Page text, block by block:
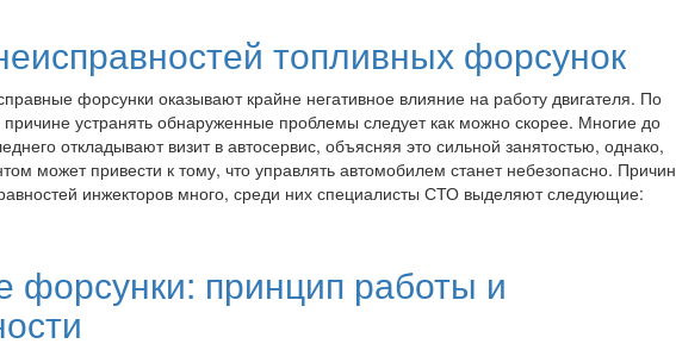
топливных форсунок
форсунки оказывают крайне негативное влияние на работу двигателя. По
причине устранять обнаруженные проблемы следует как можно скорее. Многие до
откладывают визит в автосервис, объясняя это сильной занятостью, однако,
может привести к тому, что управлять автомобилем станет небезопасно. Причин
инжекторов много, среди них специалисты СТО выделяют следующие:
форсунки: принцип работы и